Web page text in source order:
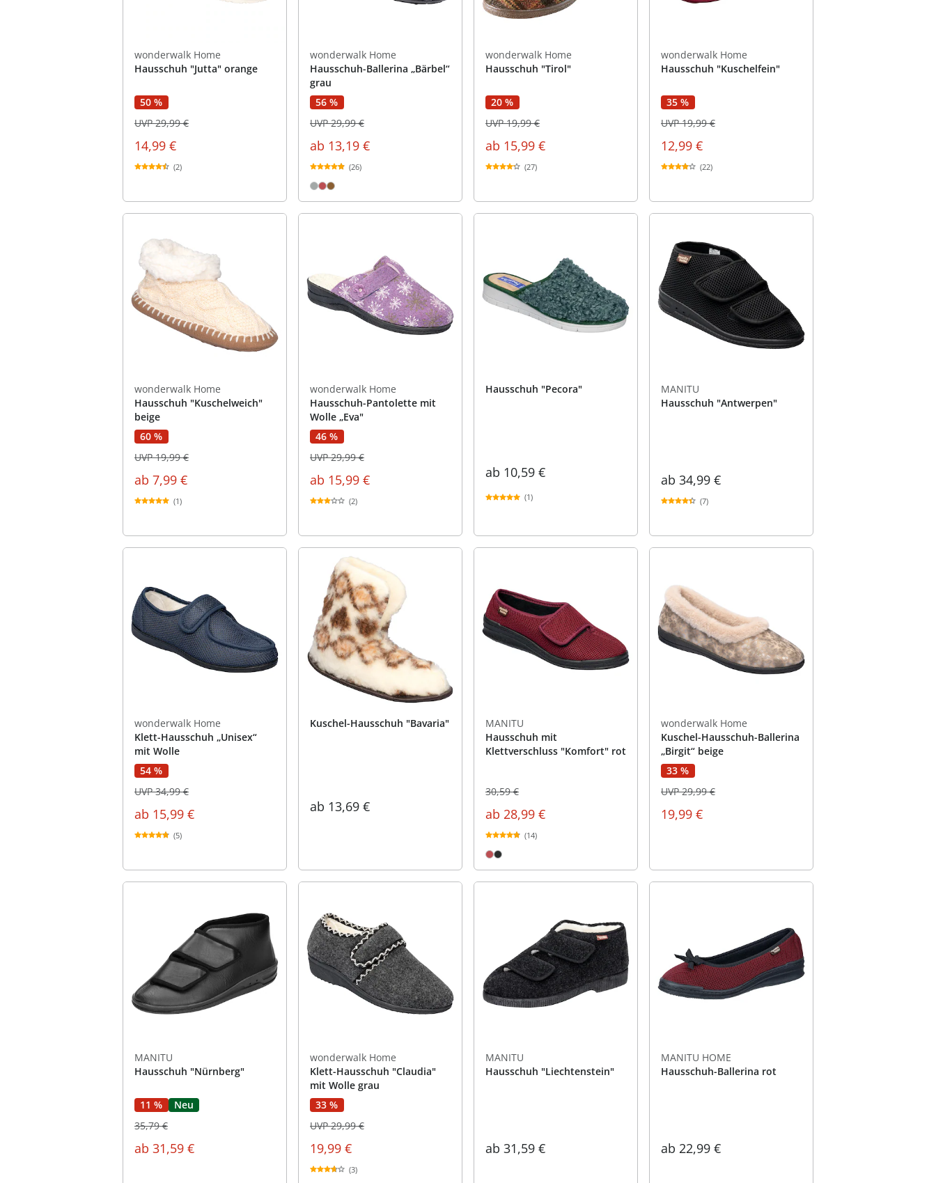
wonderwalk Home
Hausschuh "Jutta" orange
50 %
14,99 €
UVP 29,99 €
(2)
wonderwalk Home
Hausschuh-Ballerina „Bärbel“
grau
56 %
ab 13,19 €
UVP 29,99 €
(26)
wonderwalk Home
Hausschuh "Tirol"
20 %
ab 15,99 €
UVP 19,99 €
(27)
wonderwalk Home
Hausschuh "Kuschelfein"
35 %
12,99 €
UVP 19,99 €
(22)
wonderwalk Home
Hausschuh "Kuschelweich"
beige
60 %
ab 7,99 €
UVP 19,99 €
(1)
wonderwalk Home
Hausschuh-Pantolette mit
Wolle „Eva"
46 %
ab 15,99 €
UVP 29,99 €
(2)
Hausschuh "Pecora"
ab 10,59 €
(1)
MANITU
Hausschuh "Antwerpen"
ab 34,99 €
(7)
wonderwalk Home
Klett-Hausschuh „Unisex“
mit Wolle
54 %
ab 15,99 €
UVP 34,99 €
(5)
Kuschel-Hausschuh "Bavaria"
ab 13,69 €
MANITU
Hausschuh mit
Klettverschluss "Komfort" rot
30,59 €
ab 28,99 €
(14)
wonderwalk Home
Kuschel-Hausschuh-Ballerina
„Birgit“ beige
33 %
19,99 €
UVP 29,99 €
MANITU
Hausschuh "Nürnberg"
11 % Neu
35,79 €
ab 31,59 €
wonderwalk Home
Klett-Hausschuh "Claudia"
mit Wolle grau
33 %
19,99 €
UVP 29,99 €
(3)
MANITU
Hausschuh "Liechtenstein"
ab 31,59 €
MANITU HOME
Hausschuh-Ballerina rot
ab 22,99 €